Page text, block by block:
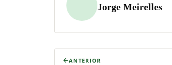
Jorge Meirelles
ANTERIOR